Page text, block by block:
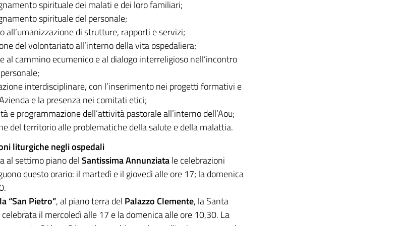
spirituale dei malati e dei loro familiari;
spirituale del personale;
all’umanizzazione di strutture, rapporti e servizi;
del volontariato all’interno della vita ospedaliera;
al cammino ecumenico e al dialogo interreligioso nell’incontro
interdisciplinare, con l’inserimento nei progetti formativi e
e la presenza nei comitati etici;
e programmazione dell’attività pastorale all’interno dell’Aou;
del territorio alle problematiche della salute e della malattia.
liturgiche negli ospedali
al settimo piano delSantissima Annunziatale celebrazioni
questo orario: il martedì e il giovedì alle ore 17; la domenica
“San Pietro”, al piano terra del Palazzo Clemente, la Santa
il mercoledì alle 17 e la domenica alle ore 10,30. La